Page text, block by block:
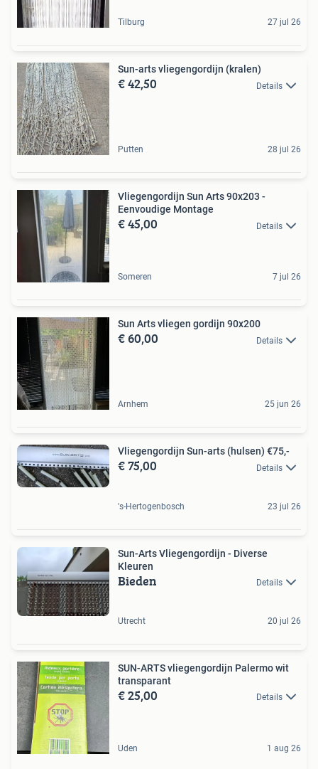
Tilburg 27 jul 26
Sun-arts vliegengordijn (kralen)
€ 42,50 Details
Putten 28 jul 26
Vliegengordijn Sun Arts 90x203 -
Eenvoudige Montage
€ 45,00 Details
Someren 7 jul 26
Sun Arts vliegen gordijn 90x200
€ 60,00 Details
Arnhem 25 jun 26
Vliegengordijn Sun-arts (hulsen) €75,-
€ 75,00 Details
's-Hertogenbosch 23 jul 26
Sun-Arts Vliegengordijn - Diverse
Kleuren
Bieden Details
Utrecht 20 jul 26
SUN-ARTS vliegengordijn Palermo wit
transparant
€ 25,00 Details
Uden 1 aug 26